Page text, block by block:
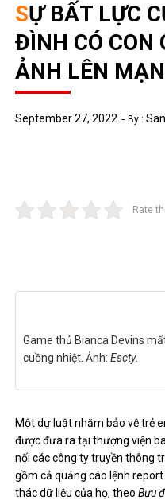
SỰ BẤT LỰC CỦA NHỮNG GIA
ĐÌNH CÓ CON
ẢNH LÊN
September 27, 2022 By :
Rate
Game thủ Bianca Devins
cuồng nhiệt. Ảnh:Escty.
Một dự luật nhằm bảo vệ trẻ
được đưa ra tại thượng viện
nối các công ty truyền thông
gồm cả quảng cáo lệnh
thác dữ liệu của họ, theoBưu